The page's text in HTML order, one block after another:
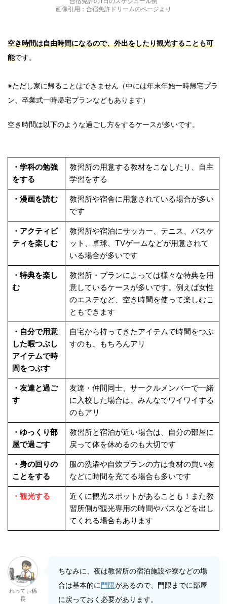
画像引用：合宿免許ドリームのページより
空き時間は自由時間になるので、外出をしたり観光することも可
能です。
※ただし家に帰ることはできません（中には年末年始一時帰宅プラ
ン、卒業式一時帰宅プランなどもあります）
空き時間は以下のような過ごし方をするケースが多いです。
・学科の勉強
をする
教習所の用意する教材をこなしたり、自主
学習をする
・漫画を読む
教習所や宿舎に用意されている場合が多い
です
・アクティビ
ティを楽しむ
教習所や宿泊にサッカー、テニス、バスケ
ット、卓球、TVゲームなどが用意されて
いる場合が多いです
・特典を楽し
む
教習所・プランによっては様々な特典を用
意しているケースが多いです。例えば女性
のエステなど、空き時間を使って楽しむこ
ともできます
・自分で用意
した暇つぶし
アイテムで時
間をつぶす
自宅から持ってきたアイテムで時間をつぶ
すのも、もちろんアリ
・友達と過ご
す
友達・仲間同士、サークルメンバーで一緒
に入校した場合は、みんなでワイワイする
のもアリ
・ゆっくり部
屋で過ごす
教習所と宿泊が近い場合は、自分の部屋に
戻って体を休めるのも大切です
・身の回りの
ことをする
服の洗濯や自炊プランの方は食材の買い物
などに時間を充てる場合も多いです
・観光する
近くに観光スポットがあることも！また教
習所側が観光専用の時間やバスなどを出し
てくれる場合もあります
れってぃ係
長
ちなみに、夜は教習所の宿泊施設や寮などの場
合は基本的に門限があるので、門限までに部屋
に戻っておく必要があります。